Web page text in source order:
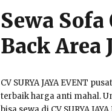
Sewa
Back Area
CV SURYA JAYA EVENT pusat
terbaik harga anti mahal.